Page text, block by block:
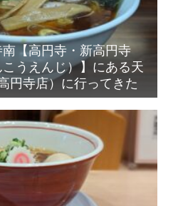
【高円寺・新高円寺
こうえんじ）】にある天
円寺店）に行ってきた